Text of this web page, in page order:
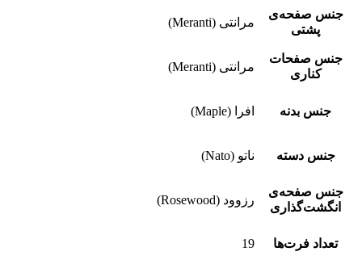
جنس صفحه‌ی
پشتی
مرانتی (Meranti)
جنس صفحات
کناری
مرانتی (Meranti)
جنس بدنه افرا (Maple)
جنس دسته ناتو (Nato)
جنس صفحه‌ی
انگشت‌گذاری
رزوود (Rosewood)
تعداد فرت‌ها 19